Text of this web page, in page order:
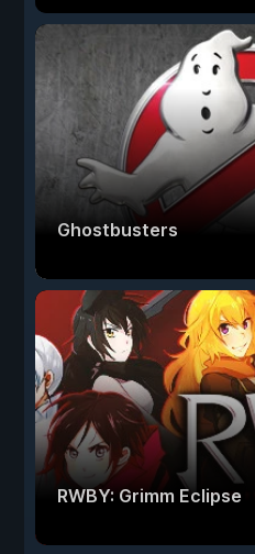
Ghostbusters
RWBY: Grimm Eclipse